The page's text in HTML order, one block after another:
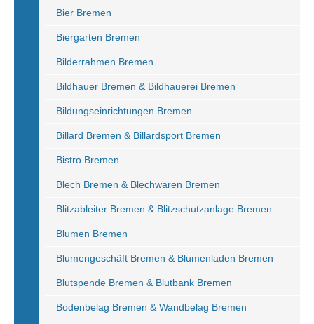
Bier Bremen
Biergarten Bremen
Bilderrahmen Bremen
Bildhauer Bremen & Bildhauerei Bremen
Bildungseinrichtungen Bremen
Billard Bremen & Billardsport Bremen
Bistro Bremen
Blech Bremen & Blechwaren Bremen
Blitzableiter Bremen & Blitzschutzanlage Bremen
Blumen Bremen
Blumengeschäft Bremen & Blumenladen Bremen
Blutspende Bremen & Blutbank Bremen
Bodenbelag Bremen & Wandbelag Bremen